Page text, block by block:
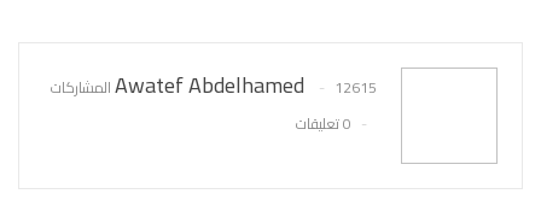
Awatef Abdelhamed
12615 المشاركات
0 تعليقات